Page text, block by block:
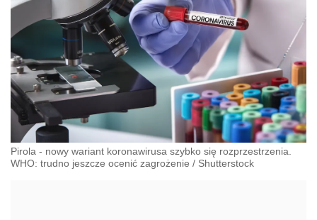
Pirola - nowy wariant koronawirusa szybko się rozprzestrzenia.
WHO: trudno jeszcze ocenić zagrożenie / Shutterstock